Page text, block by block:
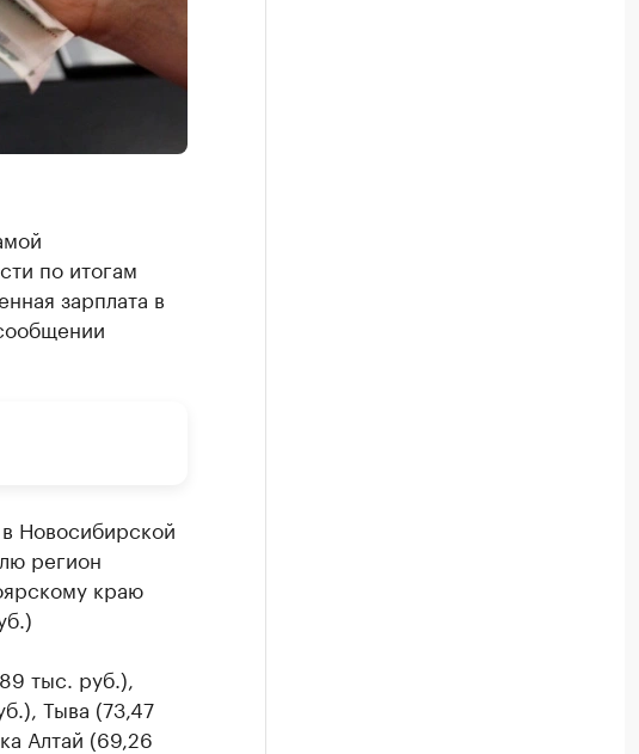
по итогам
зарплата в
Новосибирской
регион
краю
тыс. руб.),
Тыва (73,47
Алтай (69,26